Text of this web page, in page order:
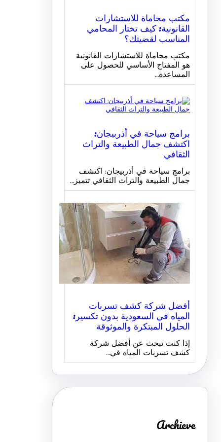
مكتب محاماة للاستشارات
القانونية: كيف تختار المحامي
المناسب لقضيتك؟
مكتب محاماة للاستشارات القانونية
هو المفتاح الأساسي للحصول على
المساعدة…
برامج سياحة في أذربيجان:
اكتشف جمال الطبيعة والتراث
الثقافي
برامج سياحة في أذربيجان: اكتشف
جمال الطبيعة والتراث الثقافي تتميز…
أفضل شركة كشف تسربات
المياه في السعودية بدون تكسير:
الحلول المبتكرة والموثوقة
إذا كنت تبحث عن أفضل شركة
كشف تسربات المياه في…
Archieve